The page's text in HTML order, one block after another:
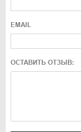
EMAIL
ОСТАВИТЬ ОТЗЫВ: